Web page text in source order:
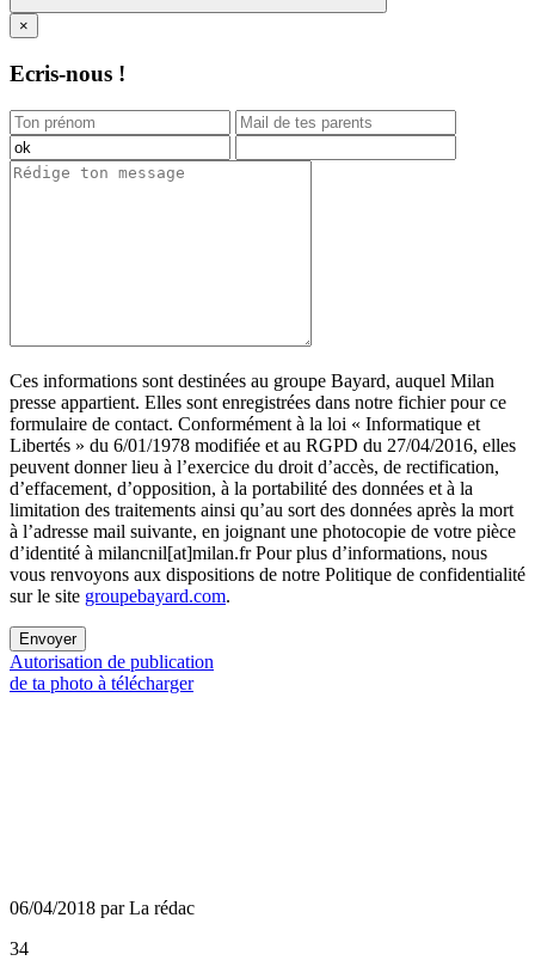
×
Ecris-nous !
Ces informations sont destinées au groupe Bayard, auquel Milan
presse appartient. Elles sont enregistrées dans notre fichier pour ce
formulaire de contact. Conformément à la loi « Informatique et
Libertés » du 6/01/1978 modifiée et au RGPD du 27/04/2016, elles
peuvent donner lieu à l’exercice du droit d’accès, de rectification,
d’effacement, d’opposition, à la portabilité des données et à la
limitation des traitements ainsi qu’au sort des données après la mort
à l’adresse mail suivante, en joignant une photocopie de votre pièce
d’identité à milancnil[at]milan.fr Pour plus d’informations, nous
vous renvoyons aux dispositions de notre Politique de confidentialité
sur le site groupebayard.com.
Envoyer
Autorisation de publication
de ta photo à télécharger
06/04/2018 par La rédac
34